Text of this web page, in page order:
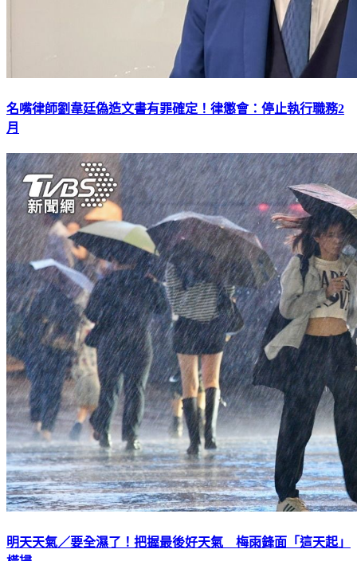
名嘴律師劉韋廷偽造文書有罪確定！律懲會：停止執行職務2
月
明天天氣／要全濕了！把握最後好天氣 梅雨鋒面「這天起」